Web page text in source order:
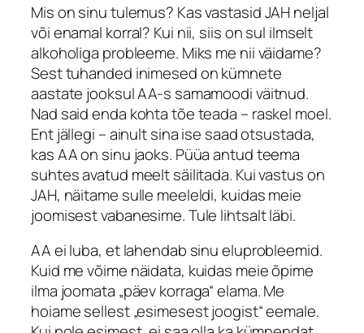
Mis on sinu tulemus? Kas vastasid JAH neljal
või enamal korral? Kui nii, siis on sul ilmselt
alkoholiga probleeme. Miks me nii väidame?
Sest tuhanded inimesed on kümnete
aastate jooksul AA-s samamoodi väitnud.
Nad said enda kohta tõe teada – raskel moel.
Ent jällegi – ainult sina ise saad otsustada,
kas AA on sinu jaoks. Püüa antud teema
suhtes avatud meelt säilitada. Kui vastus on
JAH, näitame sulle meeleldi, kuidas meie
joomisest vabanesime. Tule lihtsalt läbi.
AA ei luba, et lahendab sinu eluprobleemid.
Kuid me võime näidata, kuidas meie õpime
ilma joomata „päev korraga“ elama. Me
hoiame sellest „esimesest joogist“ eemale.